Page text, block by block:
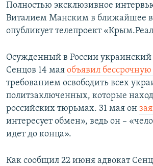
Полностью эксклюзивное
Виталием Манским в ближайшее
опубликует телепроект
Осужденный в России украинский
Сенцов 14 мая объявил бессрочную
требованием освободить всех
политзаключенных, которые
российских тюрьмах. 31 мая он
интересует обмен», ведь он ​–
идет до конца».
Как сообщил 22 июня адвокат